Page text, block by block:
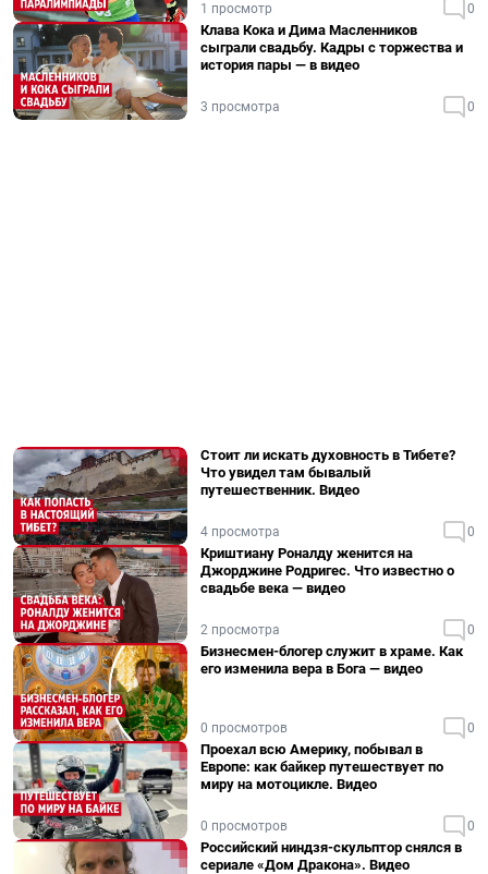
1 просмотр 0
Клава Кока и Дима Масленников
сыграли свадьбу. Кадры с торжества и
история пары — в видео
3 просмотра 0
Стоит ли искать духовность в Тибете?
Что увидел там бывалый
путешественник. Видео
4 просмотра 0
Криштиану Роналду женится на
Джорджине Родригес. Что известно о
свадьбе века — видео
2 просмотра 0
Бизнесмен-блогер служит в храме. Как
его изменила вера в Бога — видео
0 просмотров 0
Проехал всю Америку, побывал в
Европе: как байкер путешествует по
миру на мотоцикле. Видео
0 просмотров 0
Российский ниндзя-скульптор снялся в
сериале «Дом Дракона». Видео